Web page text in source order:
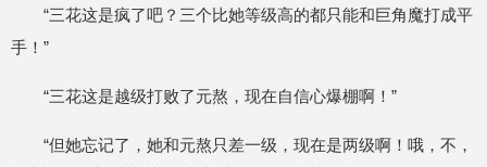
“三花这是疯了吧？三个比她等级高的都只能和巨角魔打成平
手！”
“三花这是越级打败了元熬，现在自信心爆棚啊！”
“但她忘记了，她和元熬只差一级，现在是两级啊！哦，不，